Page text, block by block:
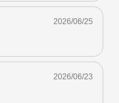
2026/06/25
2026/06/23